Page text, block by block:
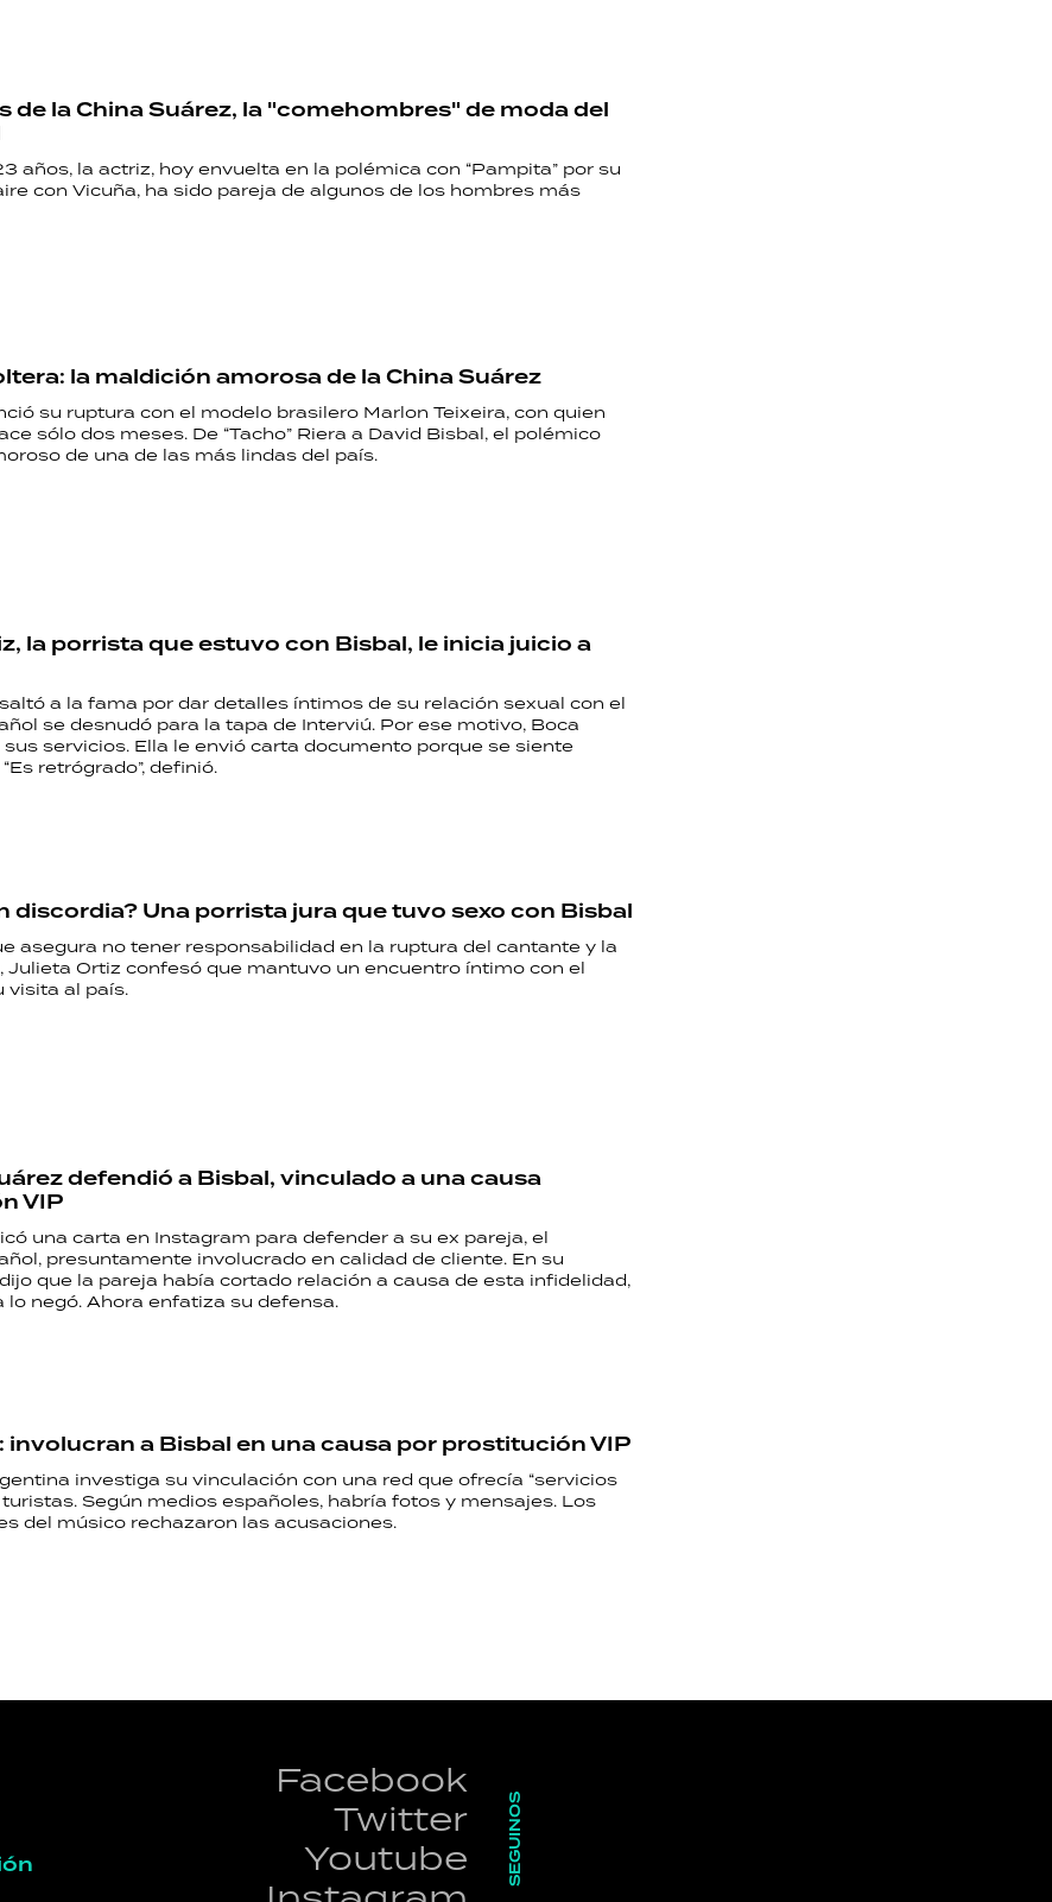
de la China Suárez, la "comehombres" de moda del
años, la actriz, hoy envuelta en la polémica con “Pampita” por su
con Vicuña, ha sido pareja de algunos de los hombres más
la maldición amorosa de la China Suárez
su ruptura con el modelo brasilero Marlon Teixeira, con quien
sólo dos meses. De “Tacho” Riera a David Bisbal, el polémico
de una de las más lindas del país.
la porrista que estuvo con Bisbal, le inicia juicio a
a la fama por dar detalles íntimos de su relación sexual con el
se desnudó para la tapa de Interviú. Por ese motivo, Boca
servicios. Ella le envió carta documento porque se siente
retrógrado”, definió.
discordia? Una porrista jura que tuvo sexo con Bisbal
asegura no tener responsabilidad en la ruptura del cantante y la
Julieta Ortiz confesó que mantuvo un encuentro íntimo con el
visita al país.
defendió a Bisbal, vinculado a una causa
VIP
una carta en Instagram para defender a su ex pareja, el
presuntamente involucrado en calidad de cliente. En su
que la pareja había cortado relación a causa de esta infidelidad,
lo negó. Ahora enfatiza su defensa.
involucran a Bisbal en una causa por prostitución VIP
investiga su vinculación con una red que ofrecía “servicios
Según medios españoles, habría fotos y mensajes. Los
del músico rechazaron las acusaciones.
Facebook
Twitter
Youtube
SEGUINOS